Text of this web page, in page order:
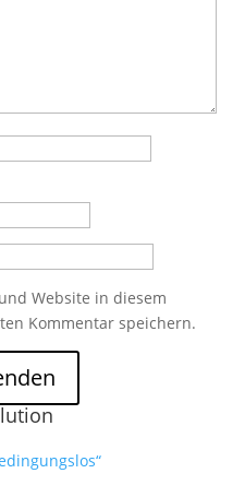
Website in diesem
Kommentar speichern.